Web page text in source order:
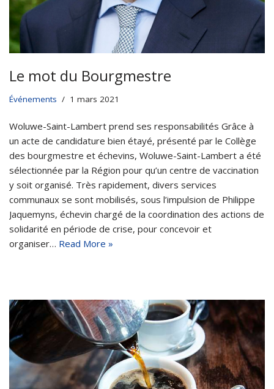
Le mot du Bourgmestre
Événements 1 mars 2021
Woluwe-Saint-Lambert prend ses responsabilités Grâce à
un acte de candidature bien étayé, présenté par le Collège
des bourgmestre et échevins, Woluwe-Saint-Lambert a été
sélectionnée par la Région pour qu’un centre de vaccination
y soit organisé. Très rapidement, divers services
communaux se sont mobilisés, sous l’impulsion de Philippe
Jaquemyns, échevin chargé de la coordination des actions de
solidarité en période de crise, pour concevoir et
organiser… Read More »